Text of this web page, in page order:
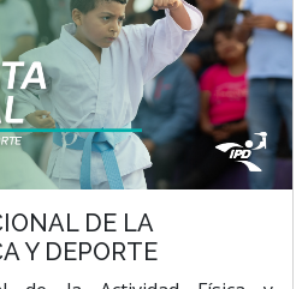
DE LA
Y DEPORTE